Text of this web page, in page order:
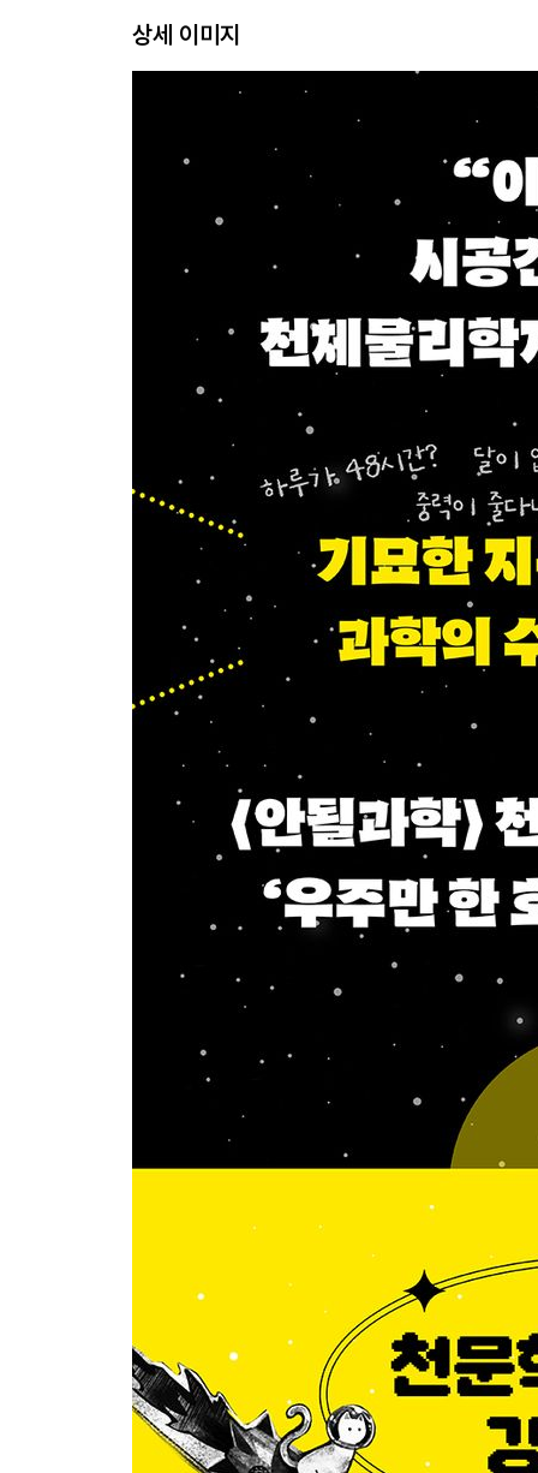
01. 빛이 느려진 하루
02. 지구를 꿰뚫는 시간, 42분
03. 얼음이 물에 가라앉는다면
04. 지구의 자전축이 누워버리면
05. 중력이 10퍼센트 줄어든다면
07. 달이 사라진다면
PART 3. 수상한 과학사 다시 보기
01. 아폴로 11호가 달에 가지 않았다면
02. 다윈이 갈라파고스에 가지 못했다면
03. 갈릴레이는 ‘그래도 지구는 돈다’고 말했을까
04. 알렉산드리아 도서관이 불타지 않았다면
05. 티코 브라헤의 관측이 없었다면
06. 빛의 매질은 어떻게 유령이 되었을까
상세 이미지